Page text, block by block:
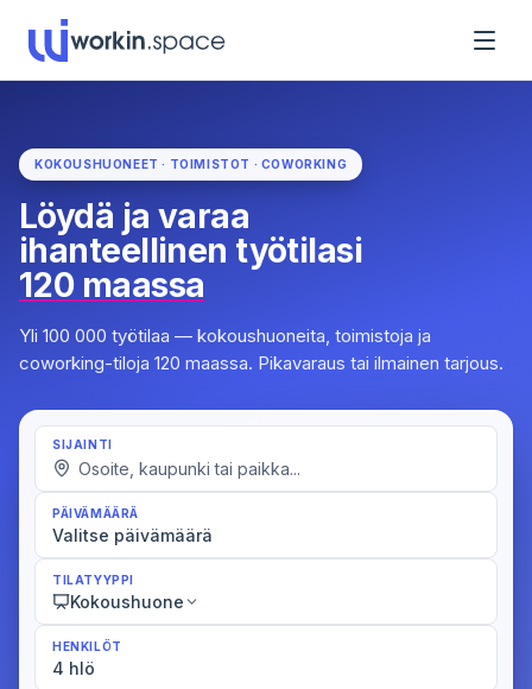
KOKOUSHUONEET · TOIMISTOT · COWORKING
Löydä ja varaa
ihanteellinen työtilasi
120 maassa
Yli 100 000 työtilaa — kokoushuoneita, toimistoja ja
coworking-tiloja 120 maassa. Pikavaraus tai ilmainen tarjous.
SIJAINTI
PÄIVÄMÄÄRÄ
Valitse päivämäärä
TILATYYPPI
Kokoushuone
HENKILÖT
4 hlö